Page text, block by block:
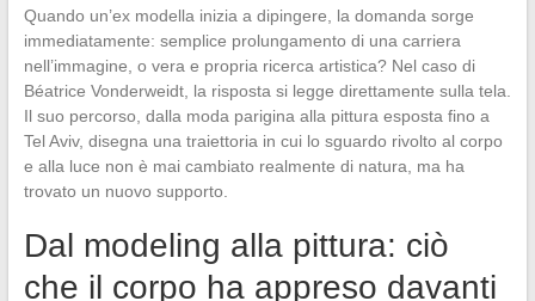
Quando un’ex modella inizia a dipingere, la domanda sorge
immediatamente: semplice prolungamento di una carriera
nell’immagine, o vera e propria ricerca artistica? Nel caso di
Béatrice Vonderweidt, la risposta si legge direttamente sulla tela.
Il suo percorso, dalla moda parigina alla pittura esposta fino a
Tel Aviv, disegna una traiettoria in cui lo sguardo rivolto al corpo
e alla luce non è mai cambiato realmente di natura, ma ha
trovato un nuovo supporto.
Dal modeling alla pittura: ciò
che il corpo ha appreso davanti